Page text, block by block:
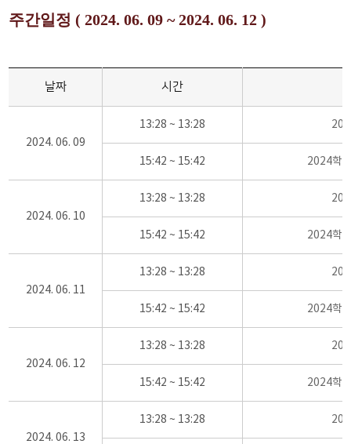
주간일정 ( 2024. 06. 09 ~ 2024. 06. 12 )
날짜 시간
2024. 06. 09
13:28 ~ 13:28
15:42 ~ 15:42 2024학
2024. 06. 10
13:28 ~ 13:28
15:42 ~ 15:42 2024학
2024. 06. 11
13:28 ~ 13:28
15:42 ~ 15:42 2024학
2024. 06. 12
13:28 ~ 13:28
15:42 ~ 15:42 2024학
2024. 06. 13
13:28 ~ 13:28